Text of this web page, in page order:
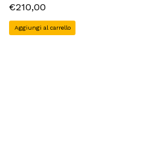
€210,00
Aggiungi al carrello